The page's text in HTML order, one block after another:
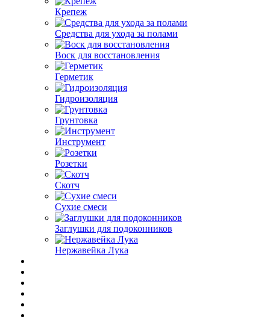
Крепеж
Средства для ухода за полами
Воск для восстановления
Герметик
Гидроизоляция
Грунтовка
Инструмент
Розетки
Скотч
Сухие смеси
Заглушки для подоконников
Нержавейка Лука